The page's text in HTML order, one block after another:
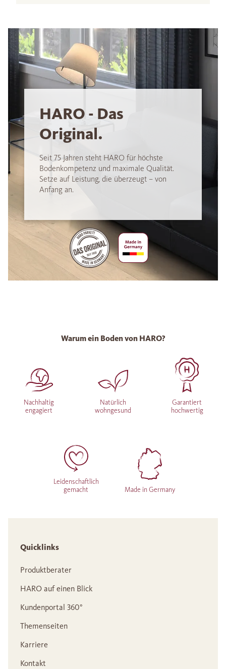
HARO - Das
Original.
Seit 75 Jahren steht HARO für höchste
Bodenkompetenz und maximale Qualität.
Setze auf Leistung, die überzeugt – von
Anfang an.
Warum ein Boden von HARO?
Nachhaltig
engagiert
Natürlich
wohngesund
Garantiert
hochwertig
Leidenschaftlich
gemacht
Made in Germany
Quicklinks
Produktberater
HARO auf einen Blick
Kundenportal 360°
Themenseiten
Karriere
Kontakt